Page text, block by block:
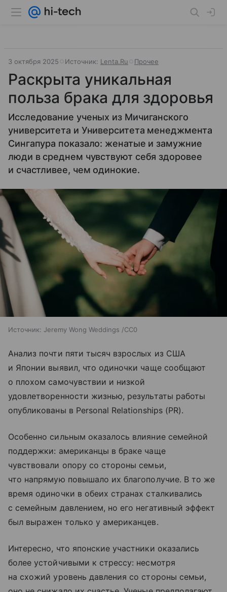
3 октября 2025 Источник: Lenta.Ru Прочее
Раскрыта уникальная
польза брака для здоровья
Исследование ученых из Мичиганского
университета и Университета менеджмента
Сингапура показало: женатые и замужние
люди в среднем чувствуют себя здоровее
и счастливее, чем одинокие.
Источник: Jeremy Wong Weddings /CC0
Анализ почти пяти тысяч взрослых из США
и Японии выявил, что одиночки чаще сообщают
о плохом самочувствии и низкой
удовлетворенности жизнью, результаты работы
опубликованы в Personal Relationships (PR).
Особенно сильным оказалось влияние семейной
поддержки: американцы в браке чаще
чувствовали опору со стороны семьи,
что напрямую повышало их благополучие. В то же
время одиночки в обеих странах сталкивались
с семейным давлением, но его негативный эффект
был выражен только у американцев.
Интересно, что японские участники оказались
более устойчивыми к стрессу: несмотря
на схожий уровень давления со стороны семьи,